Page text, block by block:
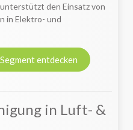
den Einsatz von
in Elektro- und
entdecken
in Luft- &